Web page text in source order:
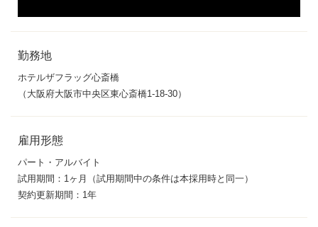
勤務地
ホテルザフラッグ心斎橋
（大阪府大阪市中央区東心斎橋1-18-30）
雇用形態
パート・アルバイト
試用期間：1ヶ月（試用期間中の条件は本採用時と同一）
契約更新期間：1年